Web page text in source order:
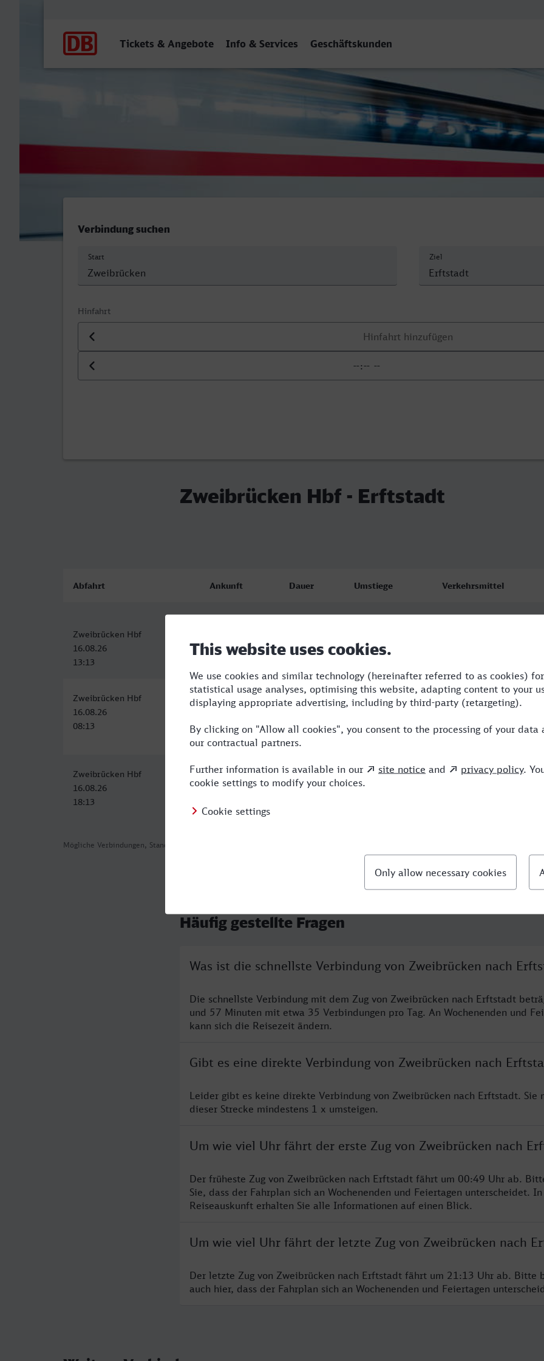
Tickets & Angebote Info & Services Geschäftskunden
Zweibrücken Hbf - Erftstadt
Verbindung suchen
Start Ziel
Hinfahrt
Datum der Hinfahrt
Uhrzeit der Hinfahrt
Zweibrücken Hbf - Erftstadt
Mögliche Verbindungen, Stand: 2026-08-02 04:30
Abfahrt Ankunft Dauer Umstiege Verkehrsmittel
Zweibrücken Hbf
16.08.26
13:13
16.08.26
Zweibrücken Hbf
16.08.26
08:13
Erftstadt
13:42
5:29 3 RB,RE,NX
Zweibrücken Hbf
16.08.26
18:13
Erftstadt
16.08.26
4:29 3 RB,RE,ICE
Häufig gestellte Fragen
Was ist die schnellste Verbindung von Zweibrücken nach
Die schnellste Verbindung mit dem Zug von Zweibrücken nach Erftstadt
und 57 Minuten mit etwa 35 Verbindungen pro Tag. An Wochenenden und
kann sich die Reisezeit ändern.
Gibt es eine direkte Verbindung von Zweibrücken nach
Leider gibt es keine direkte Verbindung von Zweibrücken nach Erftstadt. Sie
dieser Strecke mindestens 1 x umsteigen.
Um wie viel Uhr fährt der erste Zug von Zweibrücken nach
Der früheste Zug von Zweibrücken nach Erftstadt fährt um 00:49 Uhr ab.
Sie, dass der Fahrplan sich an Wochenenden und Feiertagen unterscheidet.
Reiseauskunft erhalten Sie alle Informationen auf einen Blick.
Um wie viel Uhr fährt der letzte Zug von Zweibrücken nach
Der letzte Zug von Zweibrücken nach Erftstadt fährt um 21:13 Uhr ab. Bitte
auch hier, dass der Fahrplan sich an Wochenenden und Feiertagen